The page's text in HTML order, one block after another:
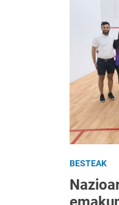
BESTEAK